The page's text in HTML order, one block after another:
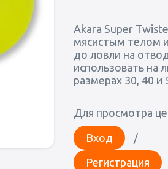
Akara Super
мясистым телом
до ловли на
использовать на
размерах 30, 40 и
Для просмотра
Вход
/
Регистрация